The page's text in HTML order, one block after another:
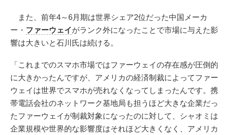
また、前年4～6月期は世界シェア2位だった中国メーカ
ー・ ファーウェイがランク外になったことで市場に与えた影
響は大きいと石川氏は続ける。
「これまでのスマホ市場ではファーウェイの存在感が圧倒的
に大きかったんですが、アメリカの経済制裁によってファー
ウェイは世界でスマホが売れなくなってしまったんです。携
帯電話会社のネットワーク基地局も担うほど大きな企業だっ
たファーウェイが制裁対象になったのに対して、シャオミは
企業規模や世界的な影響度はそれほど大きくなく、アメリカ